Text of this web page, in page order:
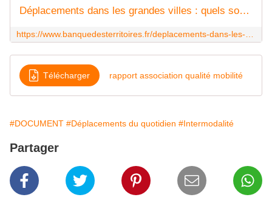
Déplacements dans les grandes villes : quels sont les facteurs déterminant l'usage des différents modes ?
Télécharger rapport association qualité mobilité
#DOCUMENT #Déplacements du quotidien #Intermodalité
Partager